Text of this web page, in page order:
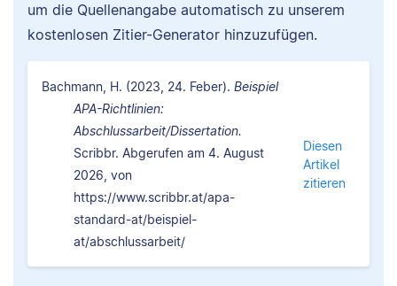
um die Quellenangabe automatisch zu unserem
kostenlosen Zitier-Generator hinzuzufügen.
Bachmann, H. (2023, 24. Feber). Beispiel
APA-Richtlinien:
Abschlussarbeit/Dissertation.
Scribbr. Abgerufen am 4. August
2026, von
https://www.scribbr.at/apa-
standard-at/beispiel-
at/abschlussarbeit/
Diesen
Artikel
zitieren